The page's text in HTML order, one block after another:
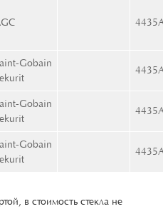
Gobain
Gobain
Gobain
в стоимость стекла не